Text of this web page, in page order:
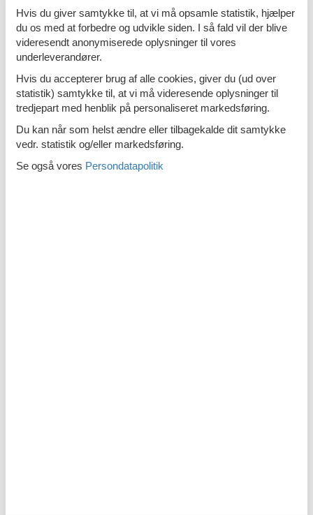
Emne nr.: 133-CKN573 Sommerhus i Kampor
Emne nr.: 133-CKR330
Emne nr.: 133-CKR538
Hvis du giver samtykke til, at vi må opsamle statistik, hjælper
du os med at forbedre og udvikle siden. I så fald vil der blive
videresendt anonymiserede oplysninger til vores
underleverandører.
Hvis du accepterer brug af alle cookies, giver du (ud over
statistik) samtykke til, at vi må videresende oplysninger til
tredjepart med henblik på personaliseret markedsføring.
Du kan når som helst ændre eller tilbagekalde dit samtykke
vedr. statistik og/eller markedsføring.
Se også vores Persondatapolitik